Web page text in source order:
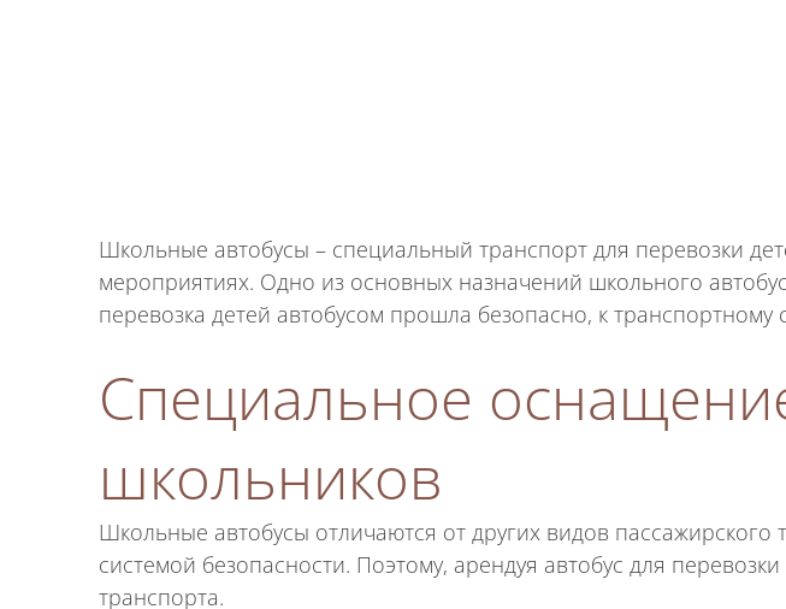
Школьные автобусы – специальный транспорт для перевозки
мероприятиях. Одно из основных назначений школьного
перевозка детей автобусом прошла безопасно, к
Специальное
школьников
Школьные автобусы отличаются от других видов
системой безопасности. Поэтому, арендуя автобус для
транспорта.